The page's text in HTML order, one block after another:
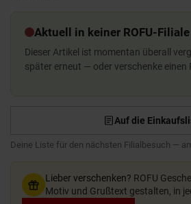
Aktuell in keiner ROFU-
Dieser Artikel ist momentan überall
später erneut — oder verschenke einen
Auf die
Deine Liste für den nächsten Filialbesuch —
Lieber verschenken? ROFU
Motiv und Grußtext gestalten, in